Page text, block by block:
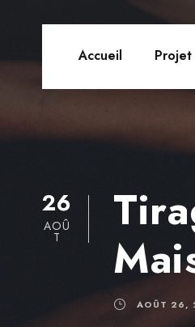
Accueil Projet
26
AOÛ
T
AOÛT 26,